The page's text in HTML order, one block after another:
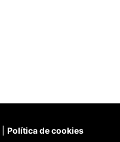
Política de cookies